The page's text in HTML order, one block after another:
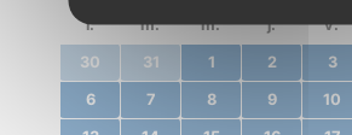
l.
m. m. j. v.
30 31 1 2 3
6 7 8 9 10